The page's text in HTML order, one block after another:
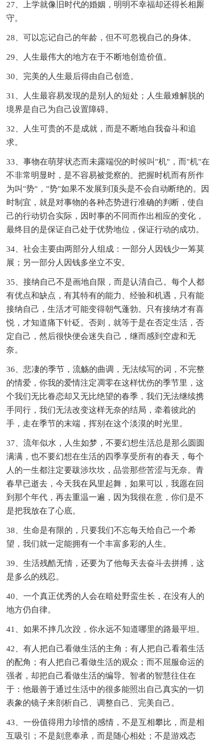
27、上学就像旧时代的婚姻，明明不幸福却还得长相厮
守。
28、可以忘记自己的年龄，但不可忽视自己的身体。
29、人生最伟大的地方在于不断地创造价值。
30、完美的人生最后得由自己创造。
31、人生最容易发现的是别人的短处；人生最难解脱的
境界是自己为自己设置障碍。
32、人生可贵的不是成就，而是不断地自我奋斗和追
求。
33、事物在萌芽状态而未露端倪的时候叫"机"，而"机"在
不非常明显时，是不容易被觉察的。把握时机而有所作
为叫"势"，"势"如果不发展到顶头是不会自动断绝的。因
时制宜，就是对事物的各种态势进行准确的判断，使自
己的行动切合实际，因时事的不同而作出相应的变化，
最终目的是保证自己处于优势地位，保证行动的成功。
34、社会主要由两部分人组成：一部分人因钱少一筹莫
展；另一部分人因钱多坐立不安。
35、接纳自己不是画地自限，而是认清自己。每个人都
有优点和缺点，有其特有的能力、经验和机遇，只有能
接纳自己，生活才可能变得朝气蓬勃。只有接纳才有喜
悦，才知道痛下针砭。否则，就等于是在否定生活，否
定自己，然后很快便会迷失自己，继而感到空虚和无
奈。
36、悲凄的季节，流觞的曲调，无法续写的词，不完整
的情爱，你我的爱情注定凋零在这样忧伤的季节里，这
个我们无比眷恋却又无比绝望的春季，我们无法继续携
手同行，我们无法改变这样无奈的结局，牵着彼此的
手，走在季节的末端，挥别在这个淡漠的时光里。
37、流年似水，人生如梦，不要幻想生活总是那么圆圆
满满，也不要幻想在生活的四季享受所有的春天，每个
人的一生都注定要跋涉坎坎，品尝那些苦涩与无奈。青
春早已逝去，今天我在风里起舞，如果可以，我愿在回
到那个年代，再去重温一遍，因为我很在意，你们是不
是把我放在了心底。
38、生命是有限的，只要我们不忘每天给自己一个希
望，我们就一定能拥有一个丰富多彩的人生。
39、生活残酷无情，还要为了他每天去奋斗去拼搏，这
是多么的残忍。
40、一个真正优秀的人会在暗处野蛮生长，在没有人的
地方仍自律。
41、如果不摔几次跤，你永远不知道哪里的路最平坦。
42、有人把自己看做生活的主角；有人把自己看着生活
的配角；有人把自己看做生活的观众；而不屈服命运的
强者，却把自己看做生活的编导。智者的智慧往住在
于：他最善于通过生活中的很多能照出自己真实的一切
表象的镜子来剖析自己、调整自己、完美自己。
43、一份值得用力珍惜的感情，不是互相攀比，而是相
互吸引；不是刻意奉承，而是随心相处；不是游戏态